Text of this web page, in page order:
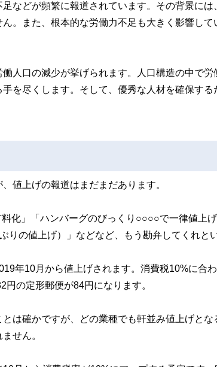
などが頻繁に報道されています。その背景に
。また、根本的な労働力不足も大きく影響して
人口の減少が挙げられます。人口構造の中で
を尽くします。そして、優秀な人材を確保す
値上げの報道はまだまだあります。
化」「ハンバーグのびっくり○○○○で一律値上
りの値上げ）」などなど、もう勘弁してくれと
年10月から値上げされます。消費税10%に合
の定形郵便が84円になります。
は確かですが、どの業種でも軒並み値上げと
せん。